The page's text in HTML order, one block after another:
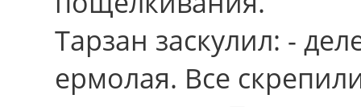
Тарзан заскулил: -
ермолая. Все